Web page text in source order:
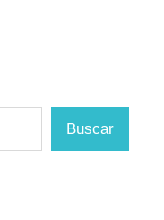
Buscar